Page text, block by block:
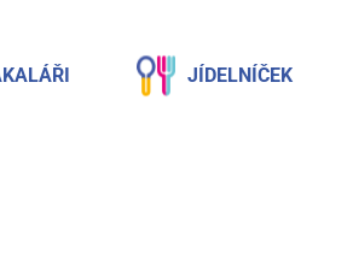
JÍDELNÍČEK